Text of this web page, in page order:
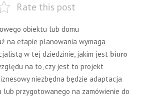
Rate this post
obiektu lub domu
na etapie planowania wymaga
w tej dziedzinie, jakim jest biuro
na to, czy jest to projekt
niezbędna będzie adaptacja
przygotowanego na zamówienie do